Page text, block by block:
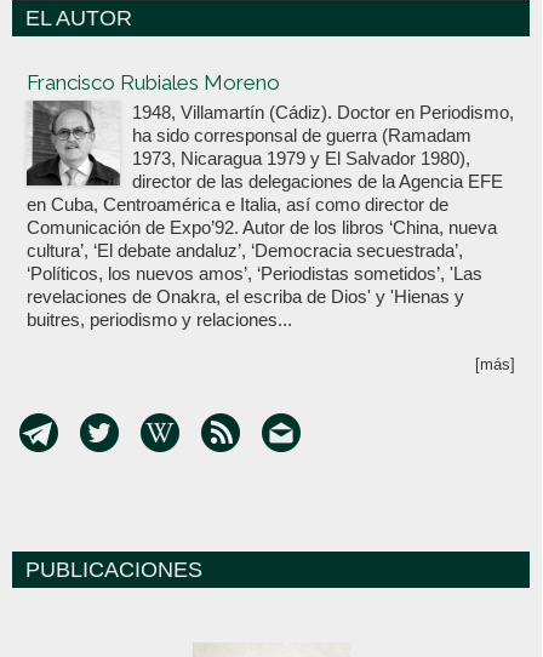
EL AUTOR
Francisco Rubiales Moreno
1948, Villamartín (Cádiz). Doctor en Periodismo,
ha sido corresponsal de guerra (Ramadam
1973, Nicaragua 1979 y El Salvador 1980),
director de las delegaciones de la Agencia EFE
en Cuba, Centroamérica e Italia, así como director de
Comunicación de Expo’92. Autor de los libros ‘China, nueva
cultura’, ‘El debate andaluz’, ‘Democracia secuestrada’,
‘Políticos, los nuevos amos’, ‘Periodistas sometidos’, 'Las
revelaciones de Onakra, el escriba de Dios' y 'Hienas y
buitres, periodismo y relaciones...
[más]
PUBLICACIONES